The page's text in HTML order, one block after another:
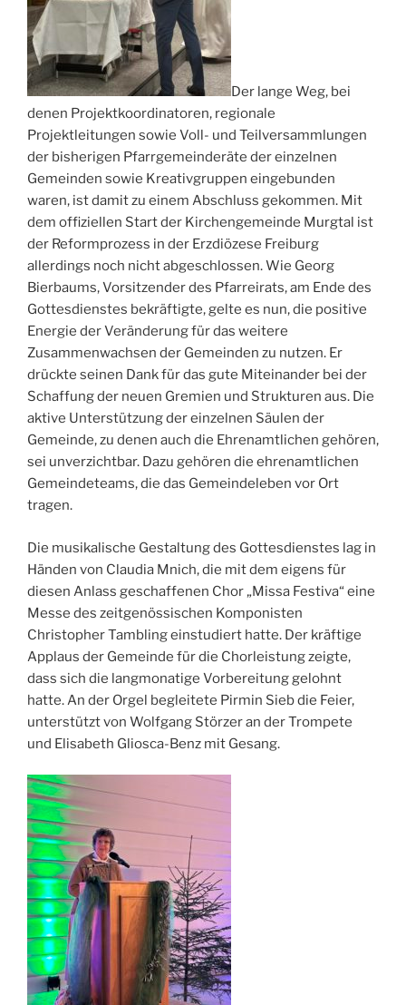
Der lange Weg, bei
denen Projektkoordinatoren, regionale
Projektleitungen sowie Voll- und Teilversammlungen
der bisherigen Pfarrgemeinderäte der einzelnen
Gemeinden sowie Kreativgruppen eingebunden
waren, ist damit zu einem Abschluss gekommen. Mit
dem offiziellen Start der Kirchengemeinde Murgtal ist
der Reformprozess in der Erzdiözese Freiburg
allerdings noch nicht abgeschlossen. Wie Georg
Bierbaums, Vorsitzender des Pfarreirats, am Ende des
Gottesdienstes bekräftigte, gelte es nun, die positive
Energie der Veränderung für das weitere
Zusammenwachsen der Gemeinden zu nutzen. Er
drückte seinen Dank für das gute Miteinander bei der
Schaffung der neuen Gremien und Strukturen aus. Die
aktive Unterstützung der einzelnen Säulen der
Gemeinde, zu denen auch die Ehrenamtlichen gehören,
sei unverzichtbar. Dazu gehören die ehrenamtlichen
Gemeindeteams, die das Gemeindeleben vor Ort
tragen.
Die musikalische Gestaltung des Gottesdienstes lag in
Händen von Claudia Mnich, die mit dem eigens für
diesen Anlass geschaffenen Chor „Missa Festiva“ eine
Messe des zeitgenössischen Komponisten
Christopher Tambling einstudiert hatte. Der kräftige
Applaus der Gemeinde für die Chorleistung zeigte,
dass sich die langmonatige Vorbereitung gelohnt
hatte. An der Orgel begleitete Pirmin Sieb die Feier,
unterstützt von Wolfgang Störzer an der Trompete
und Elisabeth Gliosca-Benz mit Gesang.